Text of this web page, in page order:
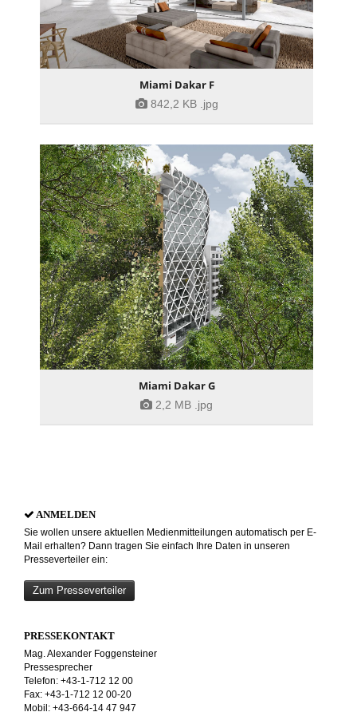
Miami Dakar F
842,2 KB .jpg
Miami Dakar G
2,2 MB .jpg
ANMELDEN
Sie wollen unsere aktuellen Medienmitteilungen automatisch per E-
Mail erhalten? Dann tragen Sie einfach Ihre Daten in unseren
Presseverteiler ein:
Zum Presseverteiler
PRESSEKONTAKT
Mag. Alexander Foggensteiner
Pressesprecher
Telefon: +43-1-712 12 00
Fax: +43-1-712 12 00-20
Mobil: +43-664-14 47 947